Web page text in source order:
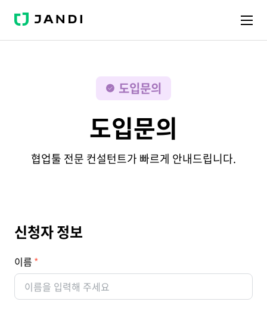
J
N
도입문의
도입문의
협업툴 전문 컨설턴트가 빠르게 안내드립니다.
신청자 정보
이름